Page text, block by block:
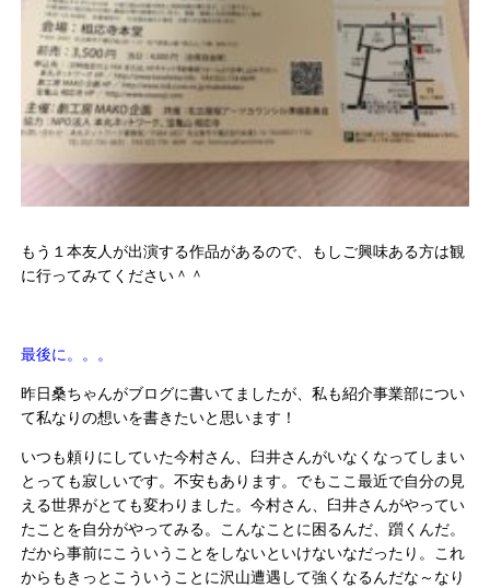
もう１本友人が出演する作品があるので、もしご興味ある方は観
に行ってみてください＾＾
最後に。。。
昨日桑ちゃんがブログに書いてましたが、私も紹介事業部につい
て私なりの想いを書きたいと思います！
いつも頼りにしていた今村さん、臼井さんがいなくなってしまい
とっても寂しいです。不安もあります。でもここ最近で自分の見
える世界がとても変わりました。今村さん、臼井さんがやってい
たことを自分がやってみる。こんなことに困るんだ、躓くんだ。
だから事前にこういうことをしないといけないなだったり。これ
からもきっとこういうことに沢山遭遇して強くなるんだな～なり